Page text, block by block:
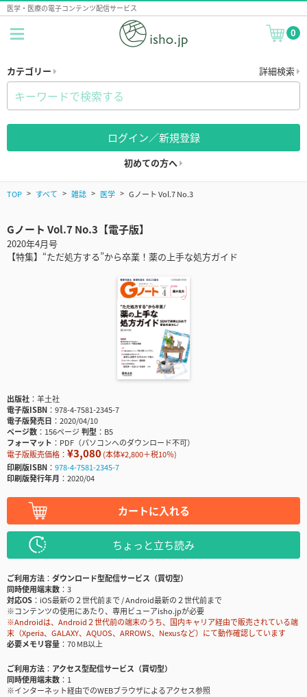
医学・医療の電子コンテンツ配信サービス
0
カテゴリー 詳細検索
ログイン／新規登録
初めての方へ
TOP すべて 雑誌 医学 Gノート Vol.7 No.3
Gノート Vol.7 No.3【電子版】
2020年4月号
【特集】“ただ処方する”から卒業！薬の上手な処方ガイド
出版社
羊土社
電子版ISBN
978-4-7581-2345-7
電子版発売日
2020/04/10
ページ数
156ページ判型
B5
フォーマット
PDF（パソコンへのダウンロード不可）
電子版販売価格： ¥3,080(本体¥2,800＋税10％)
印刷版ISBN
978-4-7581-2345-7
印刷版発行年月
2020/04
カートに入れる
ちょっと立ち読み
ご利用方法
ダウンロード型配信サービス（買切型）
同時使用端末数
3
対応OS
iOS最新の２世代前まで / Android最新の２世代前まで
※コンテンツの使用にあたり、専用ビューアisho.jpが必要
※Androidは、Android２世代前の端末のうち、国内キャリア経由で販売されている端
末（Xperia、GALAXY、AQUOS、ARROWS、Nexusなど）にて動作確認しています
必要メモリ容量
70 MB以上
ご利用方法
アクセス型配信サービス（買切型）
同時使用端末数
1
※インターネット経由でのWEBブラウザによるアクセス参照